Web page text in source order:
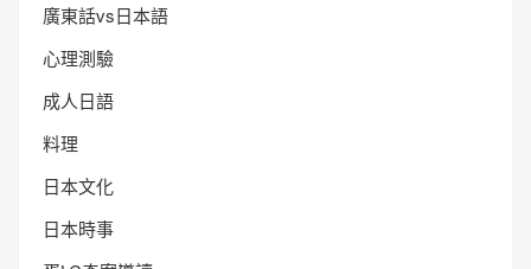
廣東話vs日本語
心理測驗
成人日語
料理
日本文化
日本時事